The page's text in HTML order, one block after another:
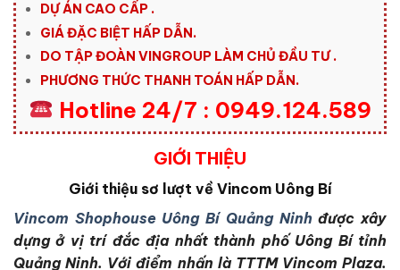
DỰ ÁN CAO CẤP .
GIÁ ĐẶC BIỆT HẤP DẪN.
DO TẬP ĐOÀN VINGROUP LÀM CHỦ ĐẦU TƯ .
PHƯƠNG THỨC THANH TOÁN HẤP DẪN.
Hotline 24/7 : 0949.124.589
GIỚI THIỆU
Giới thiệu sơ lượt về Vincom Uông Bí
Vincom Shophouse Uông Bí Quảng Ninhđược xây
dựng ở vị trí đắc địa nhất thành phố Uông Bí tỉnh
Quảng Ninh. Với điểm nhấn là TTTM Vincom Plaza.